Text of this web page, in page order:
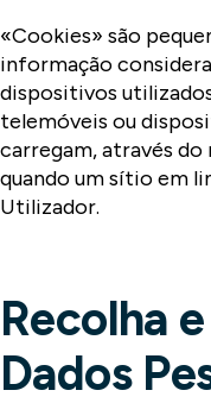
«Cookies» são
informação
dispositivos
telemóveis ou
carregam, através
quando um sítio em
Utilizador.
Recolha
Dados